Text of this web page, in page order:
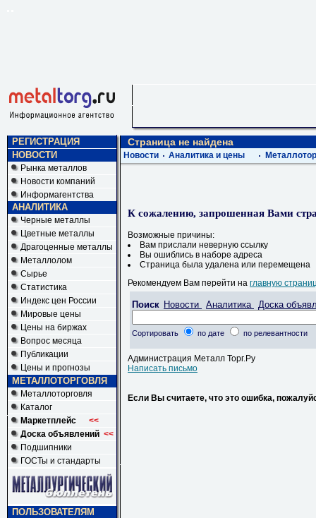
РЕГИСТРАЦИЯ
НОВОСТИ
Рынка металлов
Новости компаний
Информагентства
АНАЛИТИКА
Черные металлы
Цветные металлы
Драгоценные металлы
Металлолом
Сырье
Статистика
Индекс цен России
Мировые цены
Цены на биржах
Вопрос месяца
Публикации
Цены и прогнозы
МЕТАЛЛОТОРГОВЛЯ
Металлоторговля
Каталог
Маркетплейс
<<
Доска объявлений <<
Подшипники
ГОСТы и стандарты
ПОЛЬЗОВАТЕЛЯМ
Страница не найдена
Новости Аналитика и цены
К сожалению, запрошенная Вами
Возможные причины:
Вам прислали неверную ссылку
Вы ошиблись в наборе адреса
Страница была удалена или перемещена
Рекомендуем Вам перейти на главную
Поиск Новости Аналитика Доска
Сортировать по дате по релевантности
Администрация Металл Торг.Ру
Написать письмо
Если Вы считаете, что это ошибка,